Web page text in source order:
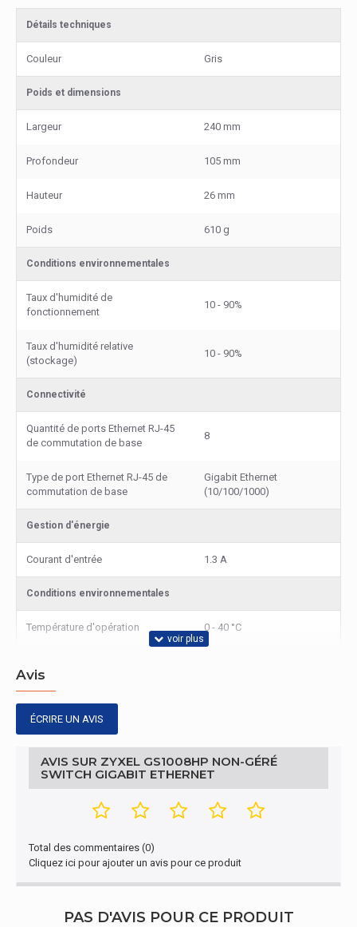
Détails techniques
Couleur Gris
Poids et dimensions
Largeur 240 mm
Profondeur 105 mm
Hauteur 26 mm
Poids 610 g
Conditions environnementales
Taux d'humidité de
fonctionnement
10 - 90%
Taux d'humidité relative
(stockage)
10 - 90%
Connectivité
Quantité de ports Ethernet RJ-45
de commutation de base
8
Type de port Ethernet RJ-45 de
commutation de base
Gigabit Ethernet
(10/100/1000)
Gestion d'énergie
Courant d'entrée 1.3 A
Conditions environnementales
Température d'opération 0 - 40 °C
Autres caractéristiques
Càbles inclus Secteur
Avis
ÉCRIRE UN AVIS
AVIS SUR ZYXEL GS1008HP NON-GÉRÉ
SWITCH GIGABIT ETHERNET
Total des commentaires (0)
Cliquez ici pour ajouter un avis pour ce produit
PAS D'AVIS POUR CE PRODUIT